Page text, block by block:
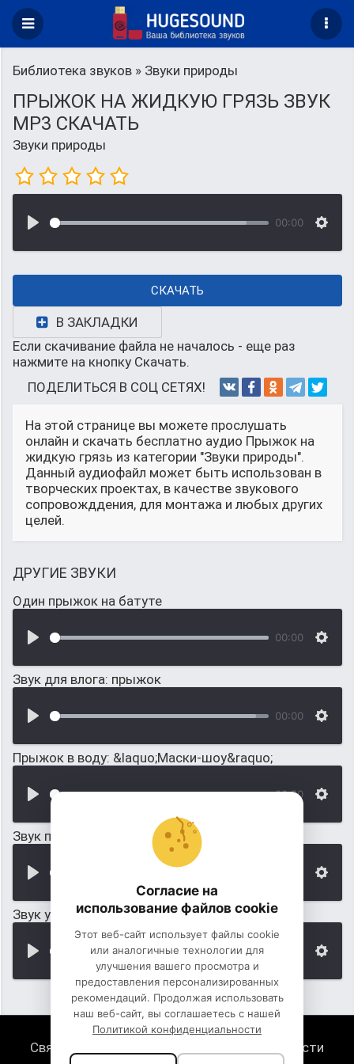
Библиотека звуков » Звуки природы
ПРЫЖОК НА ЖИДКУЮ ГРЯЗЬ ЗВУК
MP3 СКАЧАТЬ
Звуки природы
00:00
СКАЧАТЬ
В ЗАКЛАДКИ
Если скачивание файла не началось - еще раз
нажмите на кнопку Скачать.
ПОДЕЛИТЬСЯ В СОЦ СЕТЯХ!
На этой странице вы можете прослушать
онлайн и скачать бесплатно аудио Прыжок на
жидкую грязь из категории "Звуки природы".
Данный аудиофайл может быть использован в
творческих проектах, в качестве звукового
сопровожддения, для монтажа и любых других
целей.
ДРУГИЕ ЗВУКИ
Один прыжок на батуте
00:00
Звук для влога: прыжок
00:00
Прыжок в воду: &laquo;Маски-шоу&raquo;
00:00
Звук прыжка на влажную грязь
Звук упавшего тела в грязь
Связь с нами
Политика конфиденциальности
Согласие на
использование файлов cookie
Этот веб-сайт использует файлы cookie
или аналогичные технологии для
улучшения вашего просмотра и
предоставления персонализированных
рекомендаций. Продолжая использовать
наш веб-сайт, вы соглашаетесь с нашей
Политикой конфиденциальности